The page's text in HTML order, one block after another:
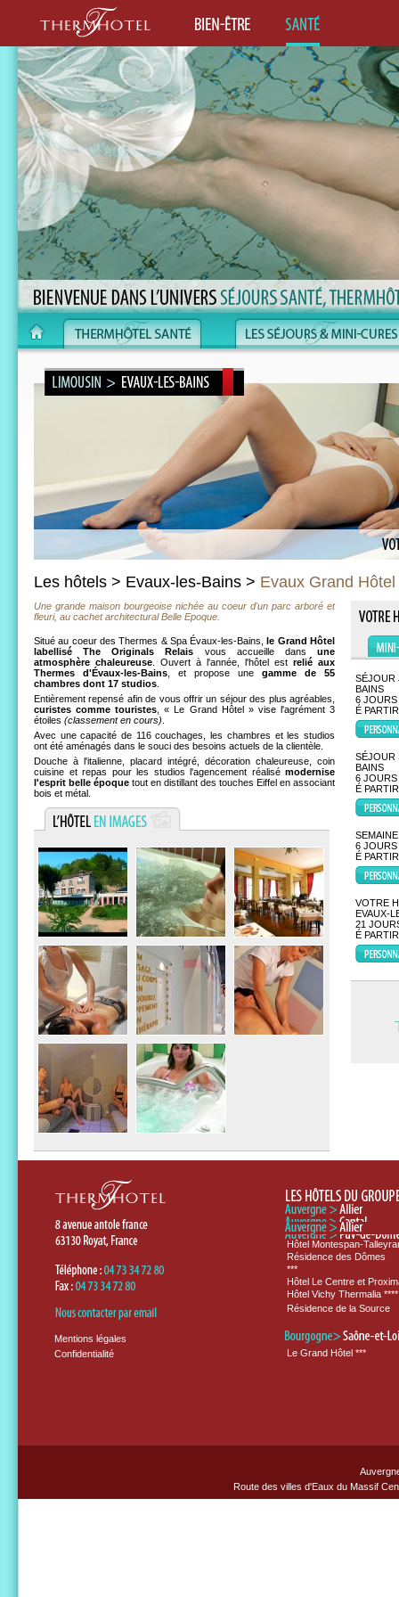
Les hôtels > Evaux-les-Bains > Evaux Grand Hôtel
SÉJOUR
BAINS
6
É
SÉJOUR
BAINS
6
É
6
É
VOTRE
EVAUX-
21
É
Une grande maison bourgeoise nichée au coeur d'un parc arboré et
fleuri, au cachet architectural Belle Epoque.
Situé au coeur des Thermes & Spa Évaux-les-Bains,le Grand Hôtel
labellisé The Originals Relais vous accueille dansune
atmosphère chaleureuse . Ouvert à l'année, l'hôtel est relié aux
Thermes d'Évaux-les-Bains , et propose une gamme de 55
chambres dont 17 studios
Entièrement repensé afin de vous offrir un séjour des plus agréables,
curistes comme touristes , « Le Grand Hôtel » vise l'agrément 3
étoiles (classement en cours)
Avec une capacité de 116 couchages, les chambres et les studios
ont été aménagés dans le souci des besoins actuels de la clientèle.
Douche à l'italienne, placard intégré, décoration chaleureuse, coin
cuisine et repas pour les studios l'agencement réalisé modernise
l'esprit belle époque tout en distillant des touches Eiffel en associant
bois et métal.
Mentions légales
Confidentialité
Hôtel Montespan-
Résidence des Dômes
***
Hôtel Le Centre et
Hôtel Vichy Thermalia ****
Résidence de la Source
Le Grand Hôtel ***
Route des villes d'Eaux du Massif